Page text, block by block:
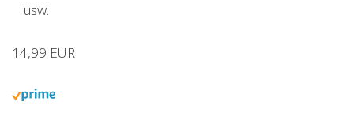
usw.
14,99 EUR